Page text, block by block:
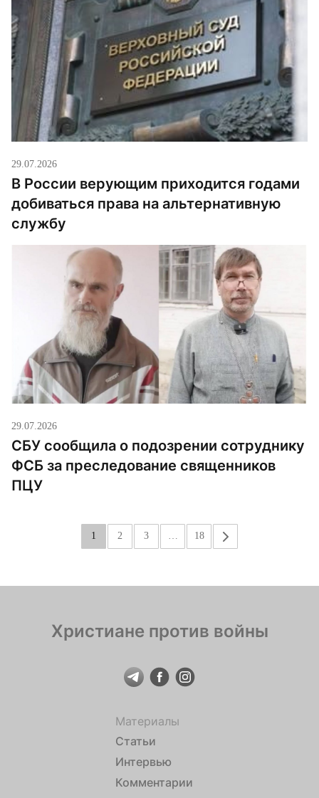
29.07.2026
В России верующим приходится годами
добиваться права на альтернативную
службу
29.07.2026
СБУ сообщила о подозрении сотруднику
ФСБ за преследование священников
ПЦУ
1 2 3 18 »
Христиане против войны
Материалы
Статьи
Интервью
Комментарии